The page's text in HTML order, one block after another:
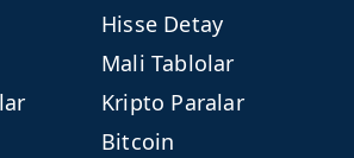
Hisse Detay
Mali Tablolar
Kripto Paralar
Bitcoin